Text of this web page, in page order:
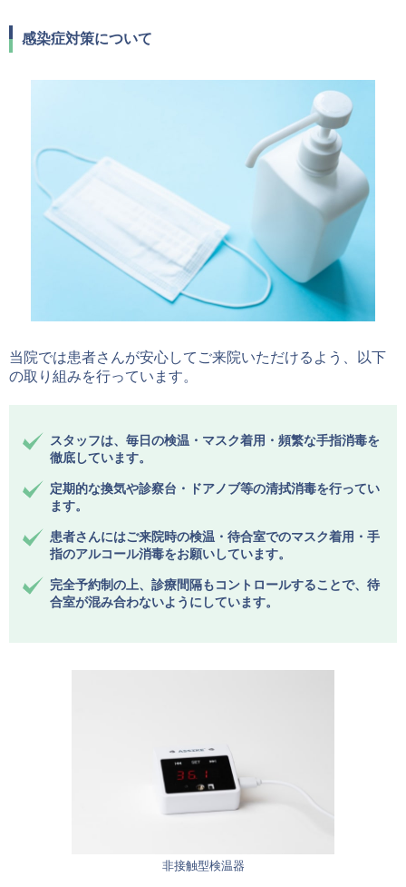
感染症対策について
当院では患者さんが安心してご来院いただけるよう、以下
の取り組みを行っています。
スタッフは、毎日の検温・マスク着用・頻繁な手指消毒を
徹底しています。
定期的な換気や診察台・ドアノブ等の清拭消毒を行ってい
ます。
患者さんにはご来院時の検温・待合室でのマスク着用・手
指のアルコール消毒をお願いしています。
完全予約制の上、診療間隔もコントロールすることで、待
合室が混み合わないようにしています。
非接触型検温器